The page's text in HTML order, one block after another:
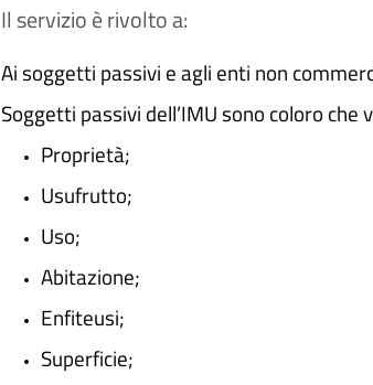
Il servizio è rivolto a:
Ai soggetti passivi e agli enti non
Soggetti passivi dell’IMU sono coloro
Proprietà;
Usufrutto;
Uso;
Abitazione;
Enfiteusi;
Superficie;